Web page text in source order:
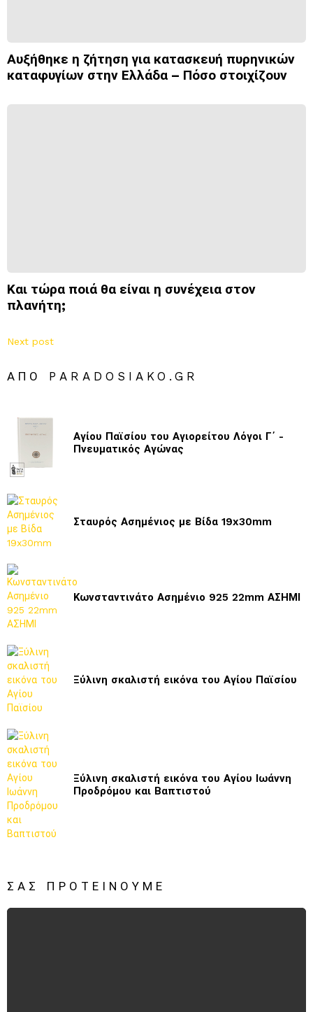
Αυξήθηκε η ζήτηση για κατασκευή πυρηνικών
καταφυγίων στην Ελλάδα – Πόσο στοιχίζουν
Και τώρα ποιά θα είναι η συνέχεια στον
πλανήτη;
Next post
ΑΠΌ PARADOSIAKO.GR
Αγίου Παϊσίου του Αγιορείτου Λόγοι Γ΄ -
Πνευματικός Αγώνας
Σταυρός Ασημένιος με Βίδα 19x30mm
Κωνσταντινάτο Ασημένιο 925 22mm ΑΣΗΜΙ
Ξύλινη σκαλιστή εικόνα του Αγίου Παϊσίου
Ξύλινη σκαλιστή εικόνα του Αγίου Ιωάννη
Προδρόμου και Βαπτιστού
ΣΑΣ ΠΡΟΤΕΊΝΟΥΜΕ